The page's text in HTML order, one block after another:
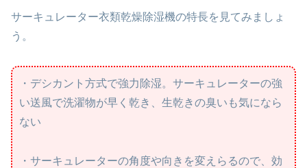
サーキュレーター衣類乾燥除湿機の特長を見てみましょ
う。
・デシカント方式で強力除湿。サーキュレーターの強
い送風で洗濯物が早く乾き、生乾きの臭いも気になら
ない
・サーキュレーターの角度や向きを変えらるので、効